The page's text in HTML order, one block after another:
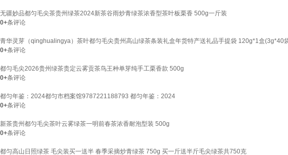
无疆妙品都匀毛尖茶贵州绿茶2024新茶谷雨炒青绿茶浓香型茶叶板栗香 500g一斤装
0+条评论
青华灵芽（qinghualingya）茶叶都匀毛尖贵州高山绿茶条装礼盒年货特产送礼品手提袋 120g*1盒(3g*40
0+条评论
都匀毛尖2026贵州绿茶贵定云雾贡茶鸟王种单芽纯手工栗香款 500g
0+条评论
都匀年鉴：2024都匀市档案馆9787221188793 都匀年鉴：2024
0+条评论
新茶贵州都匀毛尖茶叶云雾绿茶一明前春茶浓香耐泡型装 500g
0+条评论
都匀高山日照绿茶 毛尖装买一送半 春季采摘炒青绿茶 750g 买一斤送半斤毛尖绿茶共750克